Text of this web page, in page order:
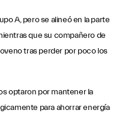
A, pero se alineó en la parte
que su compañero de
tras perder por poco los
optaron por mantener la
para ahorrar energía